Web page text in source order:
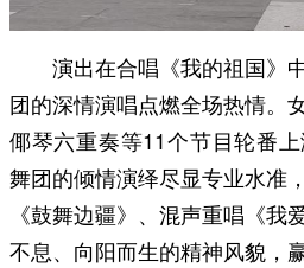
演出在合唱《我的祖国》
团的深情演唱点燃全场热情。
倻琴六重奏等11个节目轮番
舞团的倾情演绎尽显专业水准
《鼓舞边疆》、混声重唱《我
不息、向阳而生的精神风貌，